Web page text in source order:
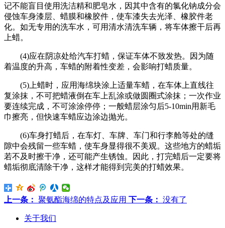
记不能盲目使用洗洁精和肥皂水，因其中含有的氯化钠成分会
侵蚀车身漆层、蜡膜和橡胶件，使车漆失去光泽、橡胶件老
化。如无专用的洗车水，可用清水清洗车辆，将车体擦干后再
上蜡。
(4)应在阴凉处给汽车打蜡，保证车体不致发热。因为随
着温度的升高，车蜡的附着性变差，会影响打蜡质量。
(5)上蜡时，应用海绵块涂上适量车蜡，在车体上直线往
复涂抹，不可把蜡液倒在车上乱涂或做圆圈式涂抹；一次作业
要连续完成，不可涂涂停停；一般蜡层涂匀后5-10min用新毛
巾擦亮，但快速车蜡应边涂边抛光。
(6)车身打蜡后，在车灯、车牌、车门和行李舱等处的缝
隙中会残留一些车蜡，使车身显得很不美观。这些地方的蜡垢
若不及时擦干净，还可能产生锈蚀。因此，打完蜡后一定要将
蜡垢彻底清除干净，这样才能得到完美的打蜡效果。
上一条： 聚氨酯海绵的特点及应用 下一条： 没有了
关于我们